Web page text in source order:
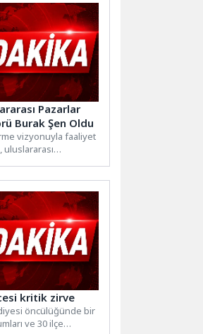
Pazarlar
Burak Şen Oldu
vizyonuyla faaliyet
kritik zirve
öncülüğünde bir
ve 30 ilçe